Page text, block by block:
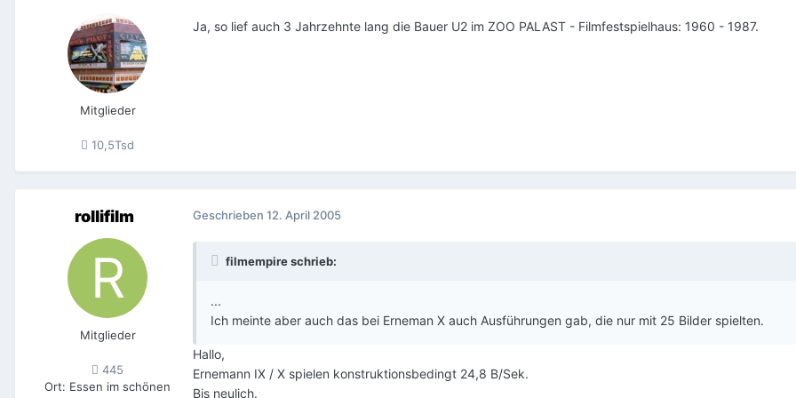
Mitglieder
10,5Tsd
Ja, so lief auch 3 Jahrzehnte lang die Bauer U2 im ZOO PALAST - Filmfestspielhaus: 1960 - 1987.
rollifilm
Mitglieder
445
Ort: Essen im schönen
Geschrieben 12. April 2005
filmempire schrieb:
...
Ich meinte aber auch das bei Erneman X auch Ausführungen gab, die nur mit 25 Bilder spielten.
Hallo,
Ernemann IX / X spielen konstruktionsbedingt 24,8 B/Sek.
Bis neulich.